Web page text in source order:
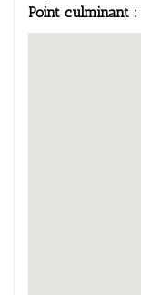
Point culminant :